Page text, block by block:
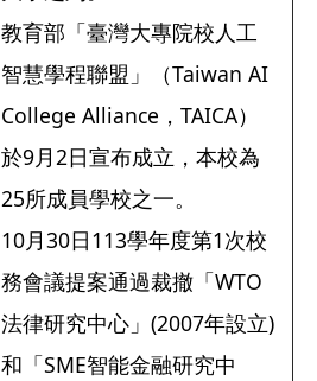
教育部「臺灣大專院校人工
智慧學程聯盟」（Taiwan AI
College Alliance，TAICA）
於9月2日宣布成立，本校為
25所成員學校之一。
10月30日113學年度第1次校
務會議提案通過裁撤「WTO
法律研究中心」(2007年設立)
和「SME智能金融研究中